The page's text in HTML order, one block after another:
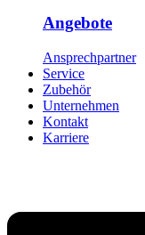
Angebote
Ansprechpartner
Service
Zubehör
Unternehmen
Kontakt
Karriere